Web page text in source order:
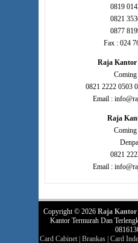
0819
0821
0877
Fax : 024
Raja Kantor
Coming
0821 2222 0503
Email :
Raja
Coming
0821
Email :
Copyright © 2026 Raja Kantor
Kantor Termurah Dan
Card Cabinet Brankas Card